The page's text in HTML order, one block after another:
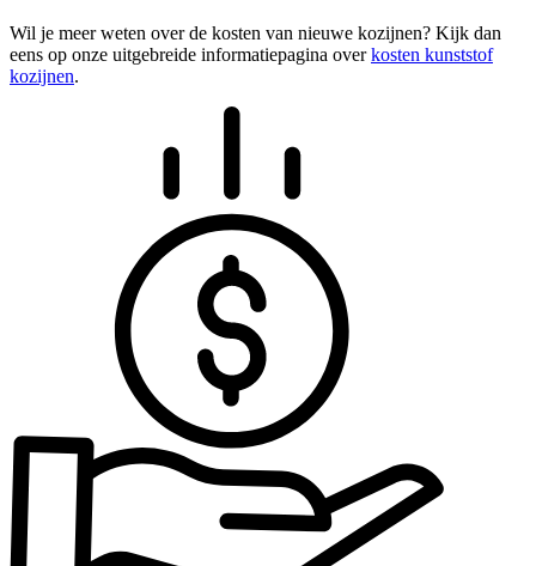
Wil je meer weten over de kosten van nieuwe kozijnen? Kijk dan
eens op onze uitgebreide informatiepagina overkosten kunststof
kozijnen.